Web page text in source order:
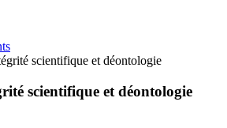
scientifique et déontologie
scientifique et déontologie